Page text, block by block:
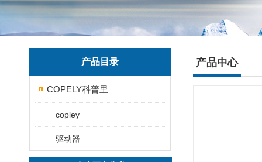
产品目录
COPELY科普里
copley
驱动器
产品中心